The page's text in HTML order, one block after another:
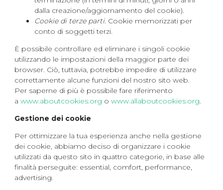
dalla creazione/aggiornamento del cookie).
Cookie di terze parti. Cookie memorizzati per
conto di soggetti terzi.
È possibile controllare ed eliminare i singoli cookie
utilizzando le impostazioni della maggior parte dei
browser. Ciò, tuttavia, potrebbe impedire di utilizzare
correttamente alcune funzioni del nostro sito web.
Per saperne di più è possibile fare riferimento
awww.aboutcookies.org owww.allaboutcookies.org.
Gestione dei cookie
Per ottimizzare la tua esperienza anche nella gestione
dei cookie, abbiamo deciso di organizzare i cookie
utilizzati da questo sito in quattro categorie, in base alle
finalità perseguite: essential, comfort, performance,
advertising.